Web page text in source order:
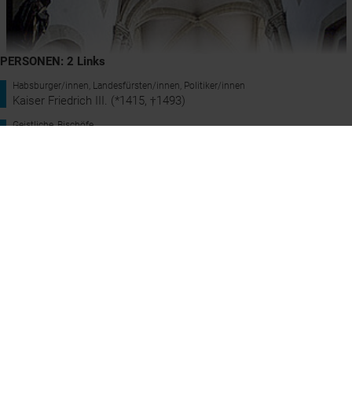
PERSONEN: 2 Links
Habsburger/innen, Landesfürsten/innen, Politiker/innen
Kaiser Friedrich III. (*1415, †1493)
Geistliche, Bischöfe